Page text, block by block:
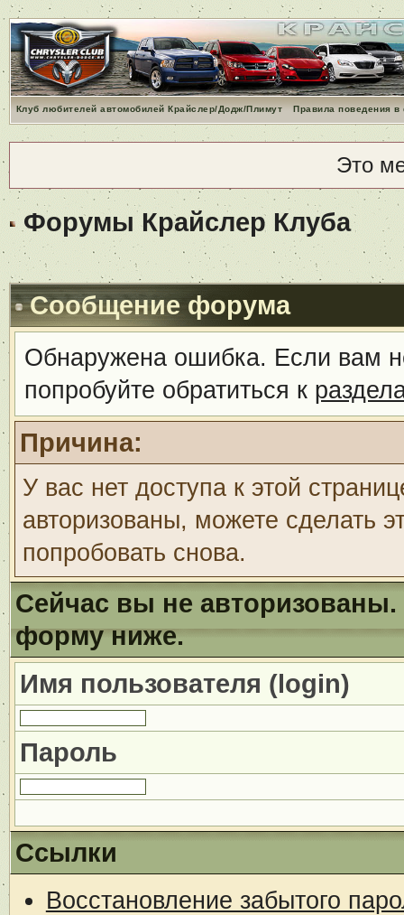
Клуб любителей автомобилей Крайслер/Додж/Плимут Правила поведения
Это
Форумы Крайслер Клуба
Сообщение форума
Обнаружена ошибка. Если вам
попробуйте обратиться к
Причина:
У вас нет доступа к этой
авторизованы, можете сделать
попробовать снова.
Сейчас вы не авторизованы.
форму ниже.
Имя пользователя (login)
Пароль
Ссылки
Восстановление забытого